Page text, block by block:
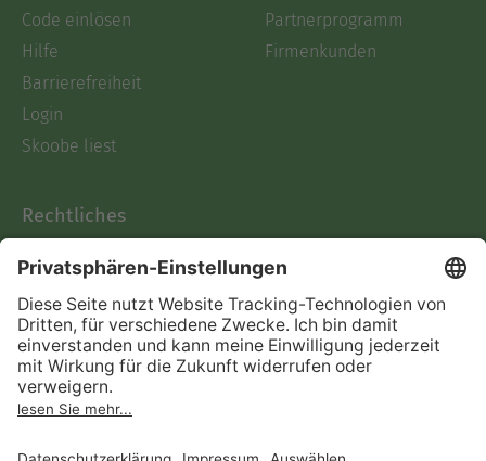
Code einlösen
Hilfe
Barrierefreiheit
Login
Skoobe liest
Partnerprogramm
Firmenkunden
Rechtliches
AGB
Informationen nach Data
Act
Verträge hier kündigen
Impressum